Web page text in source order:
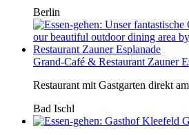
Berlin
Grand-Café & Restaurant Zauner
Restaurant mit Gastgarten direkt
Bad Ischl